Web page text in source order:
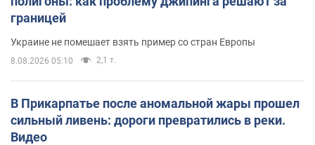
границей
Украине не помешает взять пример со стран Европы
8.08.2026 05:10 2,1 т.
В Прикарпатье после аномальной жары прошел
сильный ливень: дороги превратились в реки.
Видео